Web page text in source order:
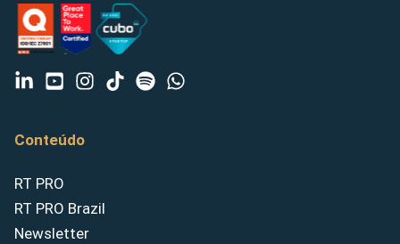
Conteúdo
RT PRO
RT PRO Brazil
Newsletter